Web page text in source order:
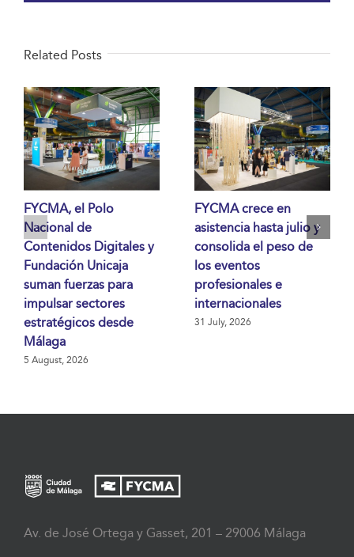
Related Posts
FYCMA, el Polo
Nacional de
Contenidos Digitales y
Fundación Unicaja
suman fuerzas para
impulsar sectores
estratégicos desde
Málaga
5 August, 2026
FYCMA crece en
asistencia hasta julio y
consolida el peso de
los eventos
profesionales e
internacionales
31 July, 2026
Av. de José Ortega y Gasset, 201 – 29006 Málaga